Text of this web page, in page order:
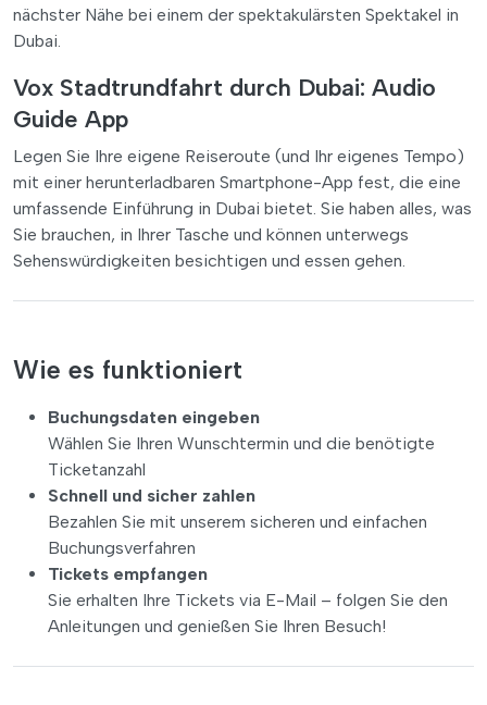
nächster Nähe bei einem der spektakulärsten Spektakel in
Dubai.
Vox Stadtrundfahrt durch Dubai: Audio
Guide App
Legen Sie Ihre eigene Reiseroute (und Ihr eigenes Tempo)
mit einer herunterladbaren Smartphone-App fest, die eine
umfassende Einführung in Dubai bietet. Sie haben alles, was
Sie brauchen, in Ihrer Tasche und können unterwegs
Sehenswürdigkeiten besichtigen und essen gehen.
Wie es funktioniert
Buchungsdaten eingeben
Wählen Sie Ihren Wunschtermin und die benötigte
Ticketanzahl
Schnell und sicher zahlen
Bezahlen Sie mit unserem sicheren und einfachen
Buchungsverfahren
Tickets empfangen
Sie erhalten Ihre Tickets via E-Mail – folgen Sie den
Anleitungen und genießen Sie Ihren Besuch!